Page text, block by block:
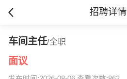
招聘详情
车间主任/全职
面议